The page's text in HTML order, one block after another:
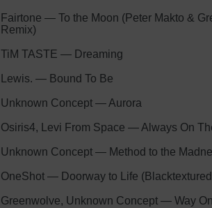
Fairtone — To the Moon (Peter Makto &
Remix)
TiM TASTE — Dreaming
Lewis. — Bound To Be
Unknown Concept — Aurora
Osiris4, Levi From Space — Always On
Unknown Concept — Method to the
OneShot — Doorway to Life
Greenwolve, Unknown Concept — Way